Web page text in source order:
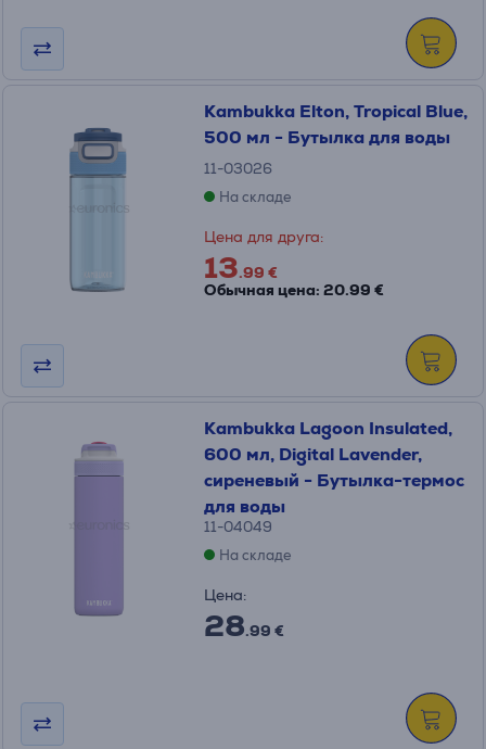
Kambukka Elton, Tropical Blue,
500 мл - Бутылка для воды
11-03026
На складе
Цена для друга:
13.99 €
Обычная цена: 20.99 €
Kambukka Lagoon Insulated,
600 мл, Digital Lavender,
сиреневый - Бутылка-термос
для воды
11-04049
На складе
Цена:
28.99 €